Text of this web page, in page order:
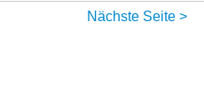
Nächste Seite >